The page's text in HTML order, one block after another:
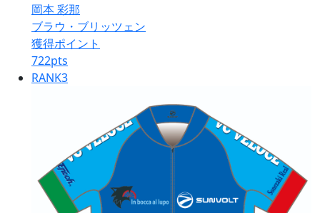
岡本 彩那
ブラウ・ブリッツェン
獲得ポイント
722pts
RANK3